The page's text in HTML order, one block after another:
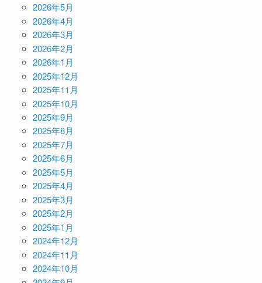
2026年5月
2026年4月
2026年3月
2026年2月
2026年1月
2025年12月
2025年11月
2025年10月
2025年9月
2025年8月
2025年7月
2025年6月
2025年5月
2025年4月
2025年3月
2025年2月
2025年1月
2024年12月
2024年11月
2024年10月